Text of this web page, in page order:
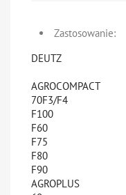
Zastosowanie:
DEUTZ
AGROCOMPACT
70F3/F4
F100
F60
F75
F80
F90
AGROPLUS